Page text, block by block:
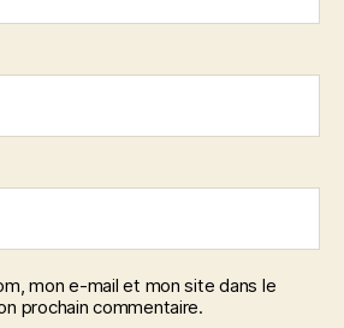
mon e-mail et mon site dans le
prochain commentaire.